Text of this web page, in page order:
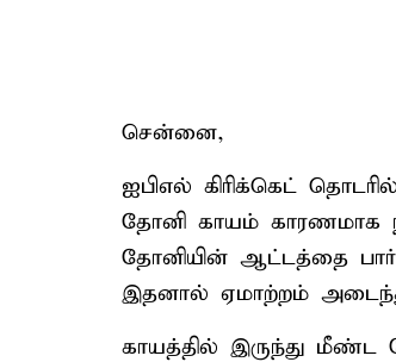
சென்னை,
ஐபிஎல் கிரிக்கெட்
தோனி காயம் காரணமாக
தோனியின் ஆட்டத்தை
இதனால் ஏமாற்றம்
காயத்தில் இருந்து மீண்ட